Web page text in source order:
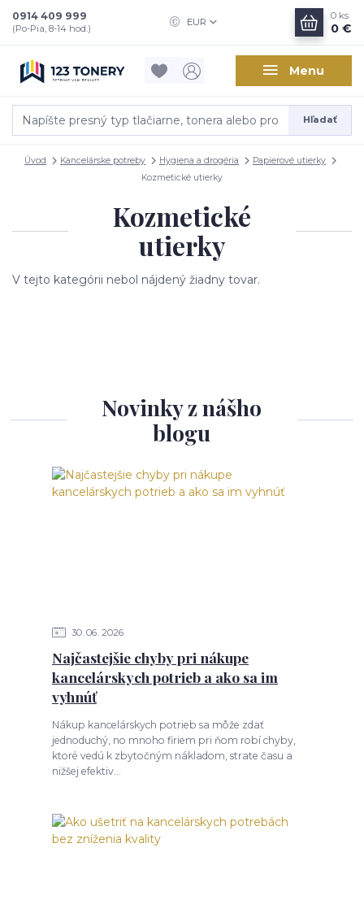
Menu
EUR
Hľadať
0914 409 999
(Po-Pia, 8-14 hod.)
0 ks
0 €
Úvod Kancelárske potreby Hygiena a drogéria
Papierové utierky
Kozmetické utierky
Kozmetické
utierky
V tejto kategórii nebol nájdený žiadny tovar.
Novinky z nášho
blogu
30 06 2026
Najčastejšie chyby pri nákupe
kancelárskych potrieb a ako sa im
vyhnúť
Nákup kancelárskych potrieb sa môže zdať
jednoduchý, no mnoho firiem pri ňom robí chyby,
ktoré vedú k zbytočným nákladom, strate času a
nižšej efektiv...